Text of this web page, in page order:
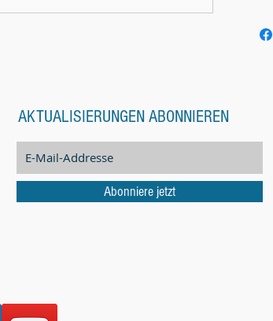
AKTUALISIERUNGEN ABONNIEREN
Abonniere jetzt